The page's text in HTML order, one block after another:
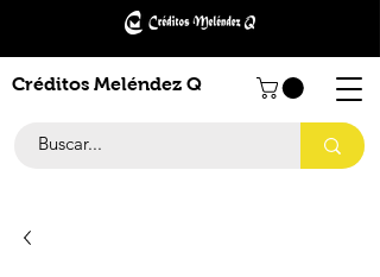
Créditos Meléndez Q